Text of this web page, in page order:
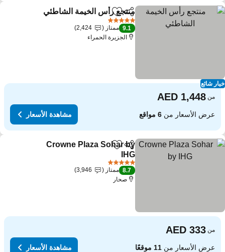
شائع
مشاركةAdd to favorites
منتجع رأس الخيمة الشاطئي
9.1 ممتاز
2,424
الجزيرة الحمراء
من
عرض الأسعار من6 مواقع مشاهدة الأسعار
مشاركةAdd to favorites
Crowne Plaza Sohar by
IHG
8.7 ممتاز
3,946
صحار
من
عرض الأسعار من11 موقعًا مشاهدة الأسعار